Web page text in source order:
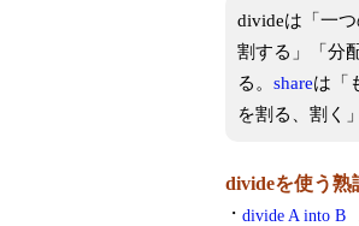
divideは「一
割する」「分
る。 shareは「
を割る、割く
divideを使う熟
・ divide A into B